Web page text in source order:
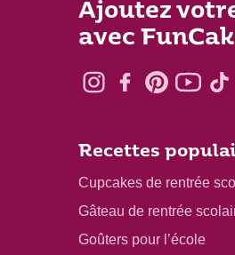
Ajoutez
avec
Recettes
Cupcakes de rentrée
Gâteau de rentrée
Goûters pour l’école